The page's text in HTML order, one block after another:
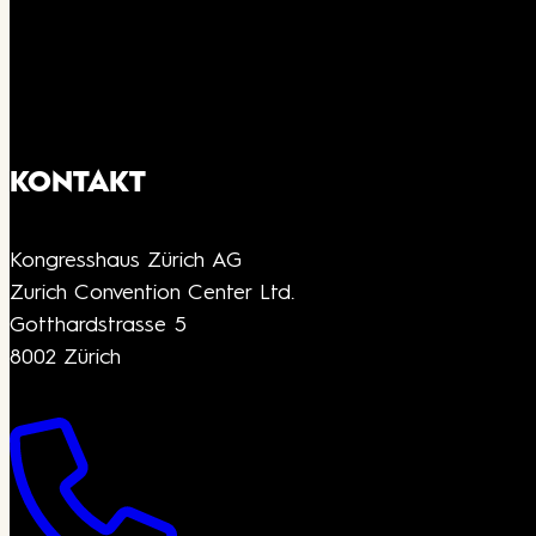
KONTAKT
Kongresshaus Zürich AG
Zurich Convention Center Ltd.
Gotthardstrasse 5
8002 Zürich